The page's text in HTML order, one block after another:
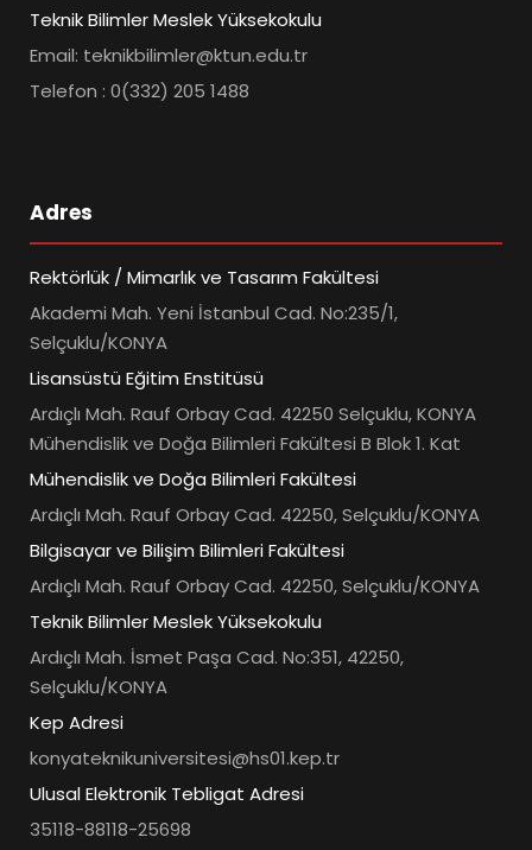
Teknik Bilimler Meslek Yüksekokulu
Email: teknikbilimler@ktun.edu.tr
Telefon : 0(332) 205 1488
Adres
Rektörlük / Mimarlık ve Tasarım Fakültesi
Akademi Mah. Yeni İstanbul Cad. No:235/1,
Selçuklu/KONYA
Lisansüstü Eğitim Enstitüsü
Ardıçlı Mah. Rauf Orbay Cad. 42250 Selçuklu, KONYA
Mühendislik ve Doğa Bilimleri Fakültesi B Blok 1. Kat
Mühendislik ve Doğa Bilimleri Fakültesi
Ardıçlı Mah. Rauf Orbay Cad. 42250, Selçuklu/KONYA
Bilgisayar ve Bilişim Bilimleri Fakültesi
Ardıçlı Mah. Rauf Orbay Cad. 42250, Selçuklu/KONYA
Teknik Bilimler Meslek Yüksekokulu
Ardıçlı Mah. İsmet Paşa Cad. No:351, 42250,
Selçuklu/KONYA
Kep Adresi
konyateknikuniversitesi@hs01.kep.tr
Ulusal Elektronik Tebligat Adresi
35118-88118-25698